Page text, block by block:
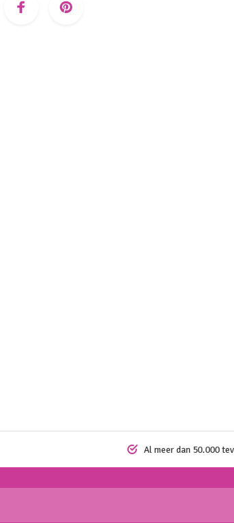
Al meer dan 50.000